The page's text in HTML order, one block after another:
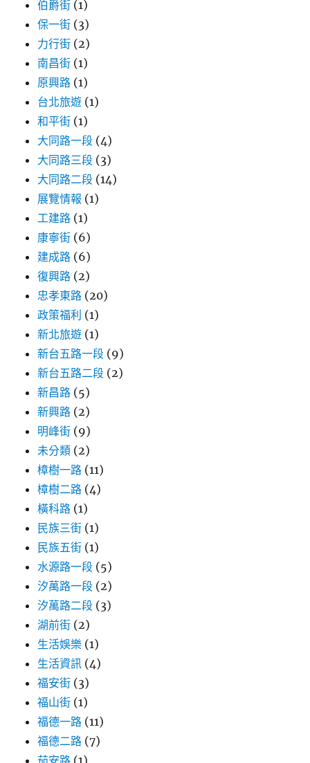
伯爵街 (1)
保一街 (3)
力行街 (2)
南昌街 (1)
原興路 (1)
台北旅遊 (1)
和平街 (1)
大同路一段 (4)
大同路三段 (3)
大同路二段 (14)
展覽情報 (1)
工建路 (1)
康寧街 (6)
建成路 (6)
復興路 (2)
忠孝東路 (20)
政策福利 (1)
新北旅遊 (1)
新台五路一段 (9)
新台五路二段 (2)
新昌路 (5)
新興路 (2)
明峰街 (9)
未分類 (2)
樟樹一路 (11)
樟樹二路 (4)
橫科路 (1)
民族三街 (1)
民族五街 (1)
水源路一段 (5)
汐萬路一段 (2)
汐萬路二段 (3)
湖前街 (2)
生活娛樂 (1)
生活資訊 (4)
福安街 (3)
福山街 (1)
福德一路 (11)
福德二路 (7)
茄安路 (1)